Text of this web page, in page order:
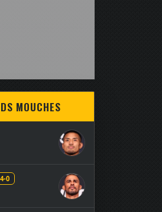
MOUCHES
0